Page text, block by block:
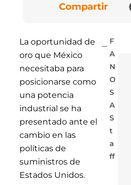
Compartir
La oportunidad de
oro que México
necesitaba para
posicionarse como
una potencia
industrial se ha
presentado ante el
cambio en las
políticas de
suministros de
Estados Unidos.
F
A
N
O
S
A
S
T
A
Ff